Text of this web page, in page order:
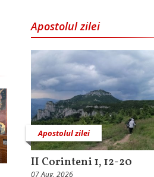
Apostolul zilei
Apostolul zilei
II Corinteni 1, 12-20
07 Aug, 2026